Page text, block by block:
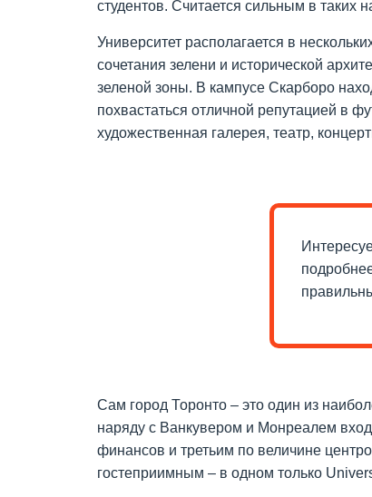
студентов. Считается сильным в таких
Университет располагается в
сочетания зелени и исторической
зеленой зоны. В кампусе Скарборо
похвастаться отличной репутацией в
художественная галерея, театр,
Сам город Торонто – это один из
наряду с Ванкувером и Монреалем
финансов и третьим по величине
гостеприимным – в одном только